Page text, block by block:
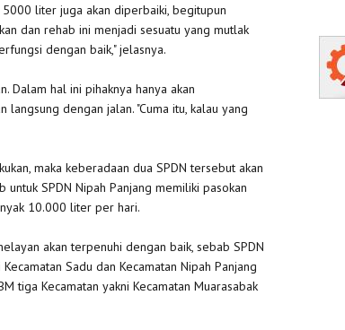
liter juga akan diperbaiki, begitupun
dan rehab ini menjadi sesuatu yang mutlak
dengan baik," jelasnya.
Dalam hal ini pihaknya hanya akan
dengan jalan. "Cuma itu, kalau yang
maka keberadaan dua SPDN tersebut akan
SPDN Nipah Panjang memiliki pasokan
10.000 liter per hari.
akan terpenuhi dengan baik, sebab SPDN
Sadu dan Kecamatan Nipah Panjang
tiga Kecamatan yakni Kecamatan Muarasabak